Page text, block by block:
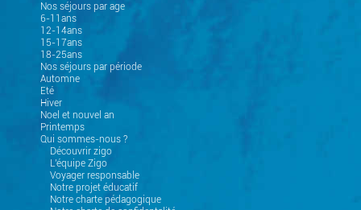
Nos séjours par age
6-11ans
12-14ans
15-17ans
18-25ans
Nos séjours par période
Automne
Eté
Hiver
Noel et nouvel an
Printemps
Qui sommes-nous ?
Découvrir zigo
L'équipe Zigo
Voyager responsable
Notre projet éducatif
Notre charte pédagogique